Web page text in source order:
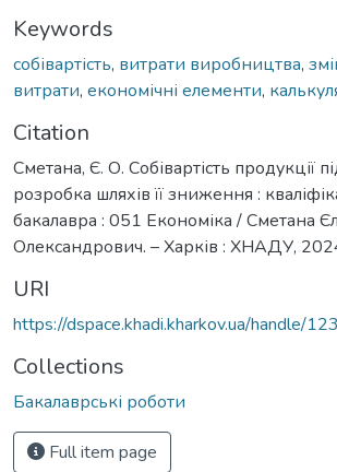
Keywords
собівартість, витрати виробництва,
витрати, економічні елементи,
Citation
Сметана, Є. О. Собівартість продукції
розробка шляхів її зниження :
бакалавра : 051 Економіка / Сметана
Олександрович. – Харків : ХНАДУ,
URI
https://dspace.khadi.kharkov.ua/handle/
Collections
Бакалаврські роботи
Full item page